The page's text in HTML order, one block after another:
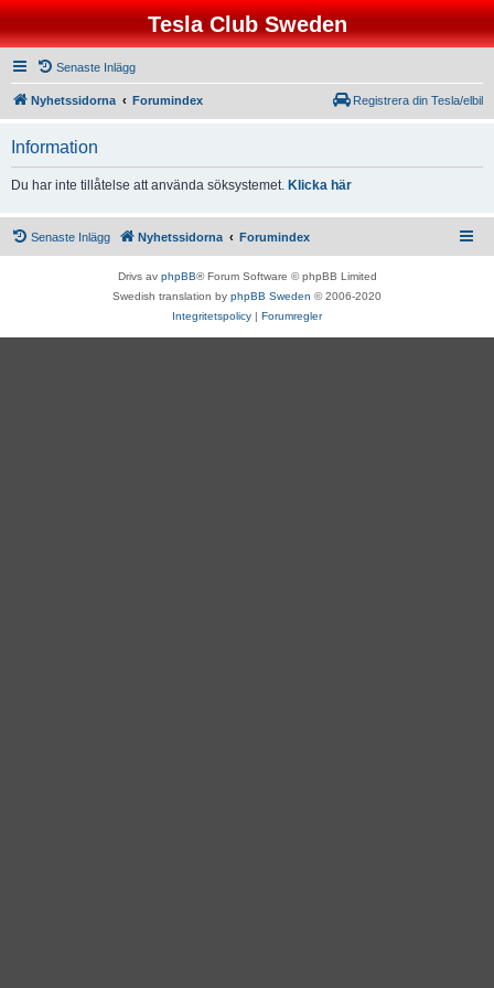
Tesla Club Sweden
Senaste Inlägg
Nyhetssidorna Forumindex Registrera din Tesla/elbil
Information
Du har inte tillåtelse att använda söksystemet. Klicka här
Senaste Inlägg Nyhetssidorna Forumindex
Drivs av phpBB® Forum Software © phpBB Limited
Swedish translation by phpBB Sweden © 2006-2020
Integritetspolicy | Forumregler